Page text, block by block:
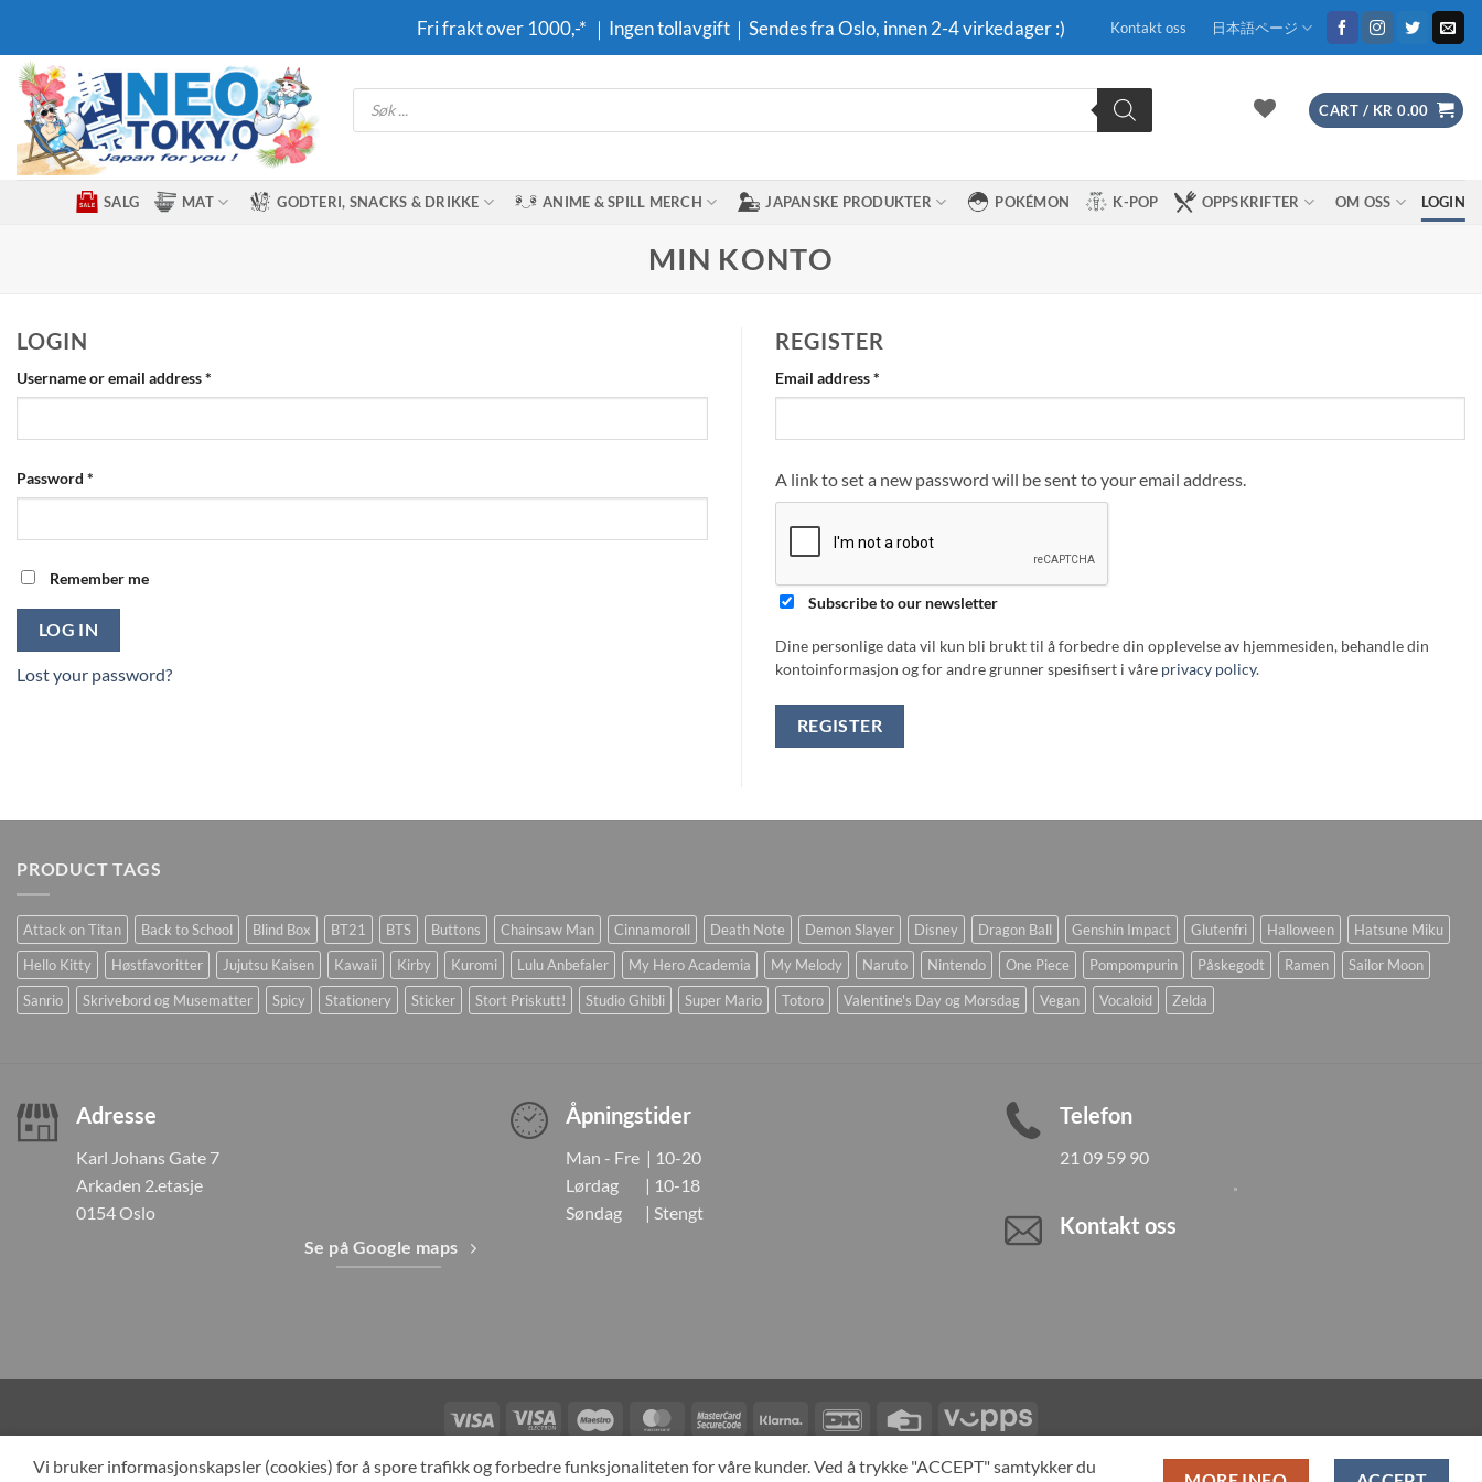
content
Fri frakt over 1000,-* ｜Ingen tollavgift｜Sendes fra Oslo, innen 2-4 virkedager :) Kontakt oss 日本語ページ
Products
search
CART / KR 0.00
SALG MAT GODTERI, SNACKS & DRIKKE ANIME & SPILL MERCH JAPANSKE PRODUKTER POKÉMON K-POP OPPSKRIFTER OM OSS LOGIN
MIN KONTO
LOGIN
Username or email address*
Password *
Remember me
LOG IN
Lost your password?
REGISTER
Email address*
A link to set a new password will be sent to your email address.
Subscribe to our newsletter
Dine personlige data vil kun bli brukt til å forbedre din opplevelse av hjemmesiden, behandle din
kontoinformasjon og for andre grunner spesifisert i våre privacy policy.
REGISTER
PRODUCT TAGS
Attack on Titan Back to School Blind Box BT21 BTS Buttons Chainsaw Man Cinnamoroll Death Note Demon Slayer Disney Dragon Ball Genshin Impact Glutenfri Halloween
Hatsune Miku
Hello Kitty
Høstfavoritter Jujutsu Kaisen Kawaii Kirby Kuromi Lulu Anbefaler My Hero Academia My Melody Naruto Nintendo One Piece Pompompurin Påskegodt Ramen
Sailor Moon
Sanrio
Skrivebord og Musematter Spicy Stationery Sticker Stort Priskutt! Studio Ghibli Super Mario Totoro Valentine's Day og Morsdag Vegan Vocaloid Zelda
Adresse
Karl Johans Gate 7
Arkaden 2.etasje
0154 Oslo
Se på Google maps
Åpningstider
Man - Fre | 10-20
Lørdag | 10-18
Søndag | Stengt
Telefon
21 09 59 90
Kontakt oss
Visa
Visa
Electron
Maestro MasterCardMasterCard
2
Klarna DanKort
Credit
Card
Vipps
TILBAKEKALLINGER KONTAKT OSS OM OSS SPESIALBESTILLING MIN KONTO ALL PRODUCTS
Vi bruker informasjonskapsler (cookies) for å spore trafikk og forbedre funksjonaliteten for våre kunder. Ved å trykke "ACCEPT" samtykker du